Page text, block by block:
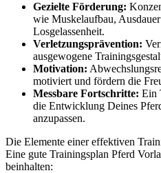
Gezielte Förderung:
wie Muskelaufbau,
Losgelassenheit.
Verletzungsprävention:
ausgewogene
Motivation:
motiviert und fördern die
Messbare Fortschritte: Ein
die Entwicklung Deines
anzupassen.
Die Elemente einer effektiven
Eine gute Trainingsplan Pferd
beinhalten: